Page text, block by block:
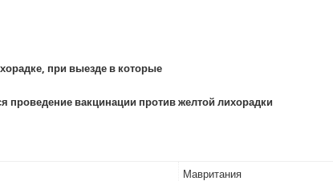
при выезде в которые
проведение вакцинации против желтой лихорадки
Мавритания